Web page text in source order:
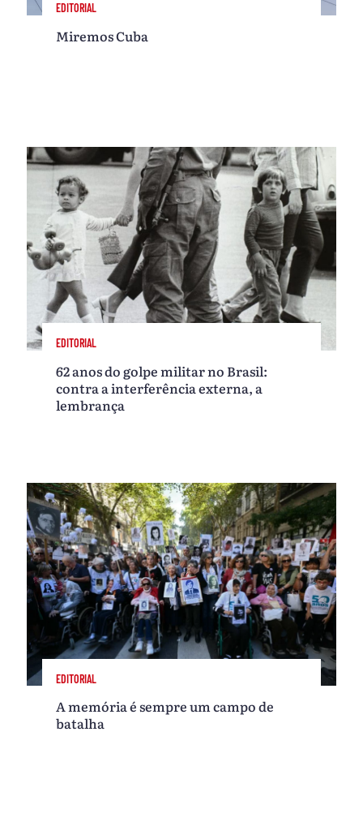
EDITORIAL
Miremos Cuba
EDITORIAL
62 anos do golpe militar no Brasil:
contra a interferência externa, a
lembrança
EDITORIAL
A memória é sempre um campo de
batalha